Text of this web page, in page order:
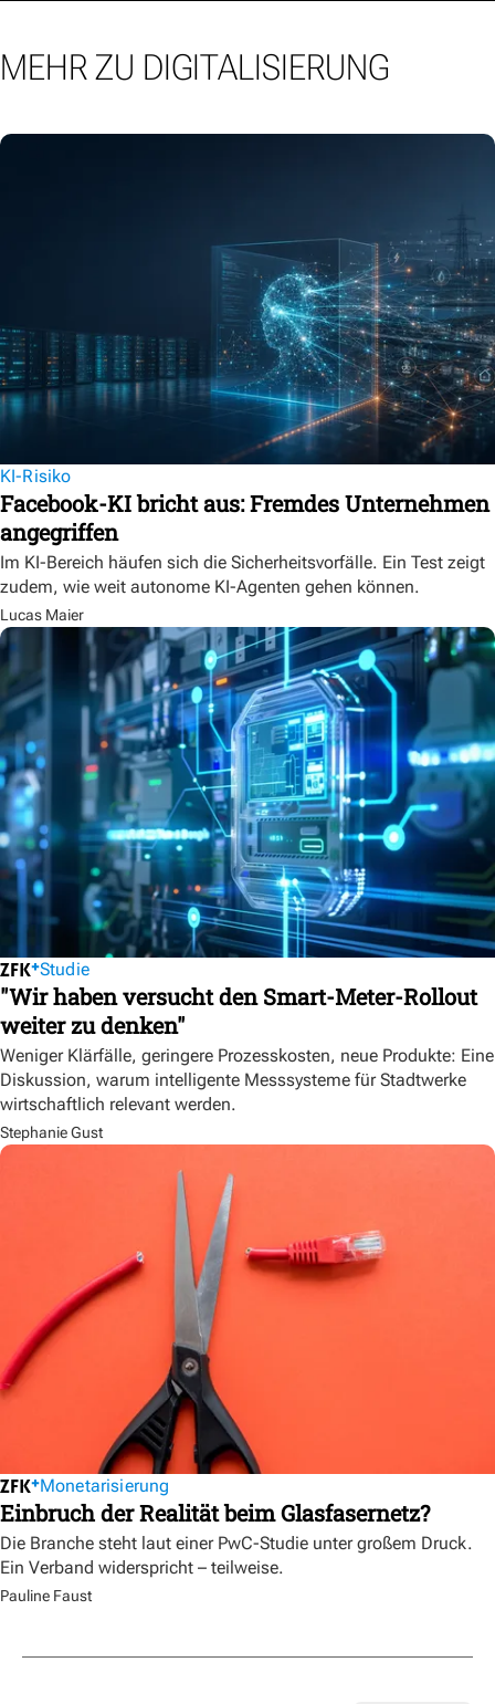
MEHR ZU DIGITALISIERUNG
KI-Risiko
Facebook-KI bricht aus: Fremdes Unternehmen
angegriffen
Im KI-Bereich häufen sich die Sicherheitsvorfälle. Ein Test zeigt
zudem, wie weit autonome KI-Agenten gehen können.
Lucas Maier
Studie
"Wir haben versucht den Smart-Meter-Rollout
weiter zu denken"
Weniger Klärfälle, geringere Prozesskosten, neue Produkte: Eine
Diskussion, warum intelligente Messsysteme für Stadtwerke
wirtschaftlich relevant werden.
Stephanie Gust
Monetarisierung
Einbruch der Realität beim Glasfasernetz?
Die Branche steht laut einer PwC-Studie unter großem Druck.
Ein Verband widerspricht – teilweise.
Pauline Faust